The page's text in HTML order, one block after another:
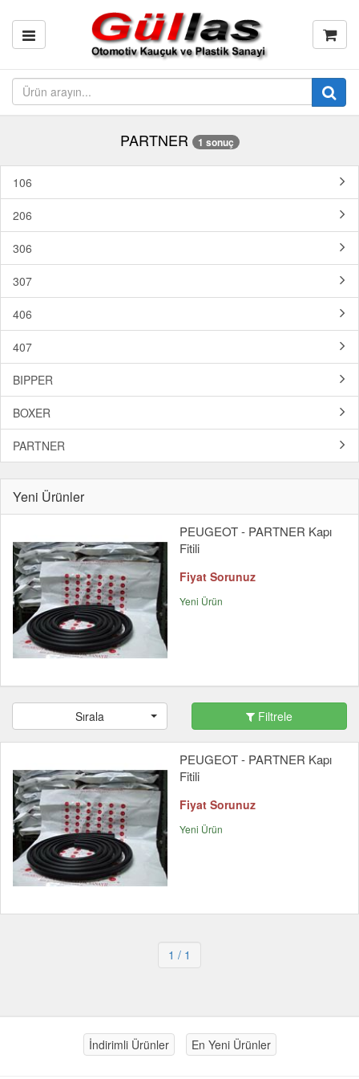
PARTNER 1 sonuç
106
206
306
307
406
407
BIPPER
BOXER
PARTNER
Yeni Ürünler
PEUGEOT - PARTNER Kapı
Fitili
Fiyat Sorunuz
Yeni Ürün
Sırala Filtrele
PEUGEOT - PARTNER Kapı
Fitili
Fiyat Sorunuz
Yeni Ürün
1 / 1
İndirimli Ürünler En Yeni Ürünler